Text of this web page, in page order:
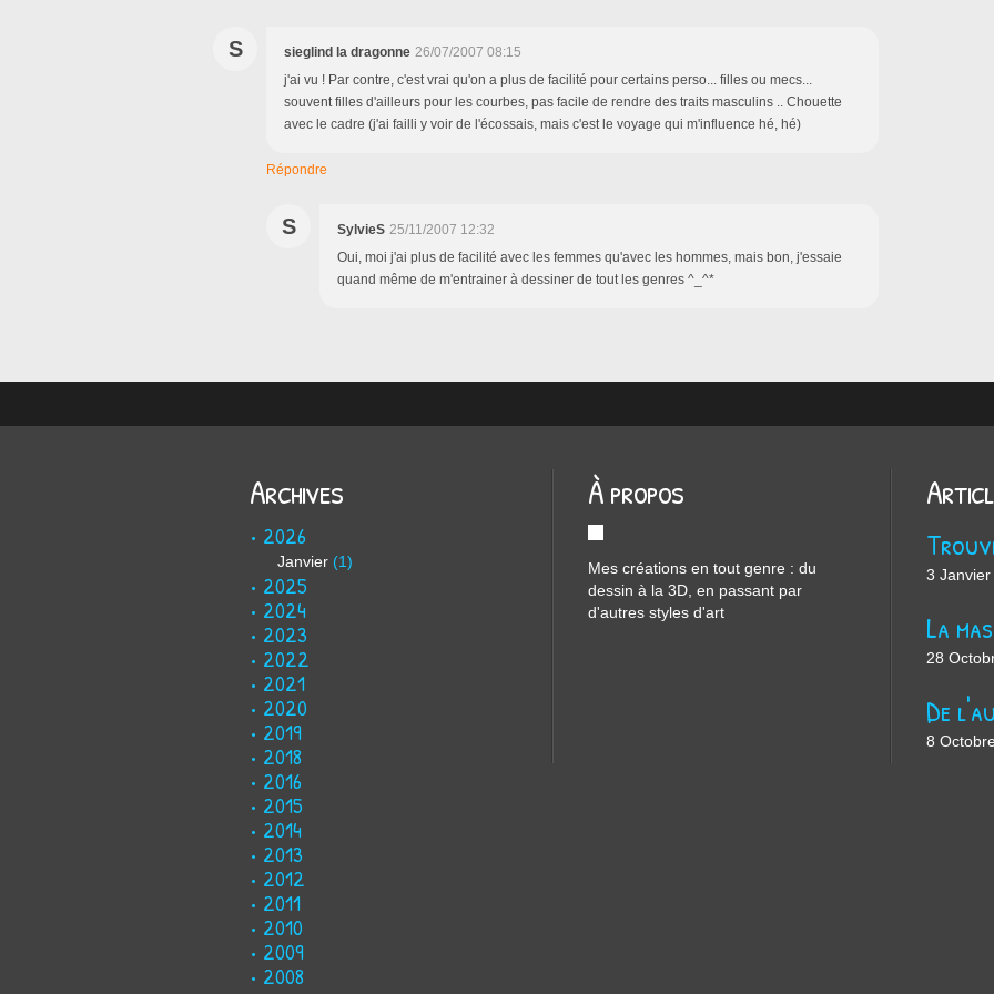
S sieglind la dragonne 26/07/2007 08:15
j'ai vu ! Par contre, c'est vrai qu'on a plus de facilité pour certains perso... filles ou mecs...
souvent filles d'ailleurs pour les courbes, pas facile de rendre des traits masculins .. Chouette
avec le cadre (j'ai failli y voir de l'écossais, mais c'est le voyage qui m'influence hé, hé)
Répondre
S SylvieS 25/11/2007 12:32
Oui, moi j'ai plus de facilité avec les femmes qu'avec les hommes, mais bon, j'essaie
quand même de m'entrainer à dessiner de tout les genres ^_^*
Archives
2026
Janvier (1)
2025
2024
2023
2022
2021
2020
2019
2018
2016
2015
2014
2013
2012
2011
2010
2009
2008
À propos
Mes créations en tout genre : du
dessin à la 3D, en passant par
d'autres styles d'art
3 Janvier
28
8